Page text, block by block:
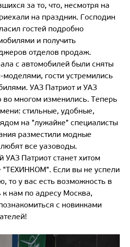
за то, что, несмотря на
на праздник. Господин
гостей подробно
и получить
отделов продаж.
с автомобилей были сняты
гости устремились
УАЗ Патриот и УАЗ
во многом изменились. Теперь
стильные, удобные,
на "лужайке" специалисты
разместили модные
все уазоводы.
Патриот станет хитом
"ТЕХИНКОМ". Если вы не успели
то у вас есть возможность в
нам по адресу Москва,
с новинками